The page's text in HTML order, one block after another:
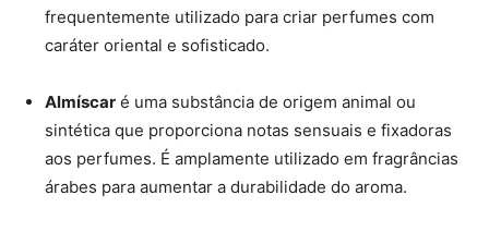
frequentemente utilizado para criar perfumes com
caráter oriental e sofisticado.
Almíscar é uma substância de origem animal ou
sintética que proporciona notas sensuais e fixadoras
aos perfumes. É amplamente utilizado em fragrâncias
árabes para aumentar a durabilidade do aroma.